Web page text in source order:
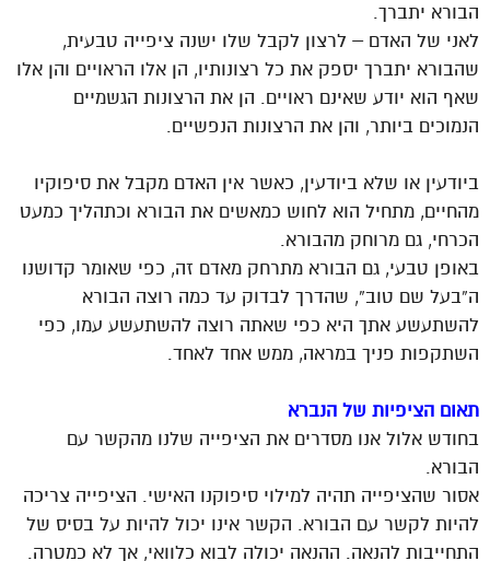
הבורא יתברך.
לאני של האדם – לרצון לקבל שלו ישנה ציפייה טבעית,
שהבורא יתברך יספק את כל רצונותיו, הן אלו הראויים והן אלו
שאף הוא יודע שאינם ראויים. הן את הרצונות הגשמיים
הנמוכים ביותר, והן את הרצונות הנפשיים.
ביודעין או שלא ביודעין, כאשר אין האדם מקבל את סיפוקיו
מהחיים, מתחיל הוא לחוש כמאשים את הבורא וכתהליך כמעט
הכרחי, גם מרוחק מהבורא.
באופן טבעי, גם הבורא מתרחק מאדם זה, כפי שאומר קדושנו
ה”בעל שם טוב”, שהדרך לבדוק עד כמה רוצה הבורא
להשתעשע אתך היא כפי שאתה רוצה להשתעשע עמו, כפי
השתקפות פניך במראה, ממש אחד לאחד.
תאום הציפיות של הנברא
בחודש אלול אנו מסדרים את הציפייה שלנו מהקשר עם
הבורא.
אסור שהציפייה תהיה למילוי סיפוקנו האישי. הציפייה צריכה
להיות לקשר עם הבורא. הקשר אינו יכול להיות על בסיס של
התחייבות להנאה. ההנאה יכולה לבוא כלוואי, אך לא כמטרה.